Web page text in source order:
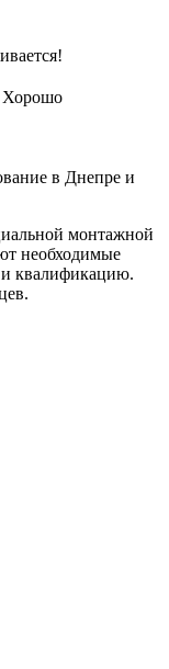
Хорошо
в Днепре и
монтажной
необходимые
и квалификацию.
.